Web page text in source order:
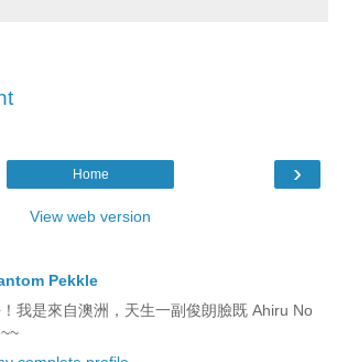
›
Home
View web version
Pekkle
我是來自澳洲，天生一副俊朗臉既 Ahiru No